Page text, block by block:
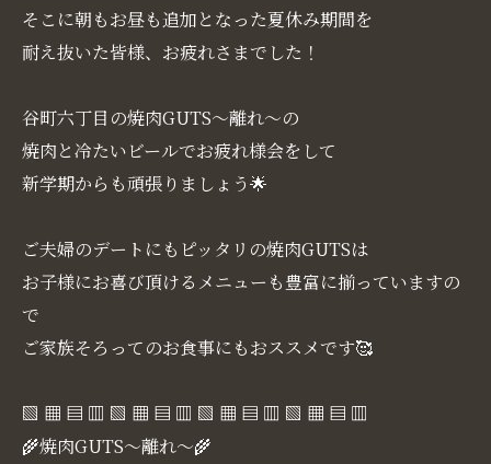
そこに朝もお昼も追加となった夏休み期間を
耐え抜いた皆様、お疲れさまでした！
谷町六丁目の焼肉GUTS～離れ～の
焼肉と冷たいビールでお疲れ様会をして
新学期からも頑張りましょう🌟
ご夫婦のデートにもピッタリの焼肉GUTSは
お子様にお喜び頂けるメニューも豊富に揃っていますの
で
ご家族そろってのお食事にもおススメです🥰
▧ ▦ ▤ ▥ ▧ ▦ ▤ ▥ ▧ ▦ ▤ ▥ ▧ ▦ ▤ ▥
🌾焼肉GUTS～離れ～🌾